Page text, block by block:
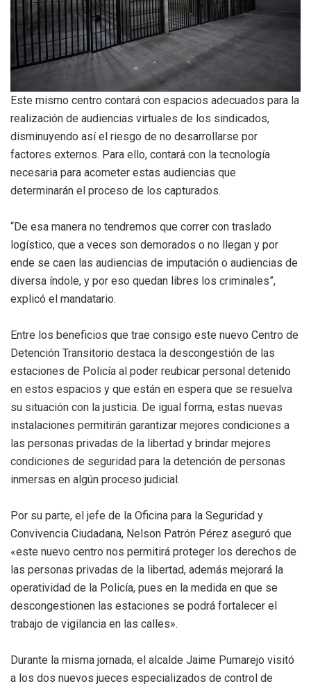
Este mismo centro contará con espacios adecuados para la
realización de audiencias virtuales de los sindicados,
disminuyendo así el riesgo de no desarrollarse por
factores externos. Para ello, contará con la tecnología
necesaria para acometer estas audiencias que
determinarán el proceso de los capturados.
“De esa manera no tendremos que correr con traslado
logístico, que a veces son demorados o no llegan y por
ende se caen las audiencias de imputación o audiencias de
diversa índole, y por eso quedan libres los criminales”,
explicó el mandatario.
Entre los beneficios que trae consigo este nuevo Centro de
Detención Transitorio destaca la descongestión de las
estaciones de Policía al poder reubicar personal detenido
en estos espacios y que están en espera que se resuelva
su situación con la justicia. De igual forma, estas nuevas
instalaciones permitirán garantizar mejores condiciones a
las personas privadas de la libertad y brindar mejores
condiciones de seguridad para la detención de personas
inmersas en algún proceso judicial.
Por su parte, el jefe de la Oficina para la Seguridad y
Convivencia Ciudadana, Nelson Patrón Pérez aseguró que
«este nuevo centro nos permitirá proteger los derechos de
las personas privadas de la libertad, además mejorará la
operatividad de la Policía, pues en la medida en que se
descongestionen las estaciones se podrá fortalecer el
trabajo de vigilancia en las calles».
Durante la misma jornada, el alcalde Jaime Pumarejo visitó
a los dos nuevos jueces especializados de control de